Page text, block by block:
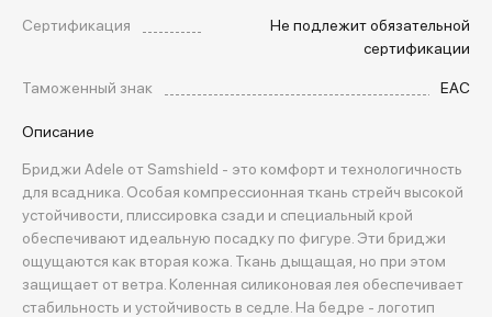
Сертификация
Не подлежит обязательной
сертификации
Таможенный знак
EAC
Описание
Бриджи Adele от Samshield - это комфорт и технологичность
для всадника. Особая компрессионная ткань стрейч высокой
устойчивости, плиссировка сзади и специальный крой
обеспечивают идеальную посадку по фигуре. Эти бриджи
ощущаются как вторая кожа. Ткань дыщащая, но при этом
защищает от ветра. Коленная силиконовая лея обеспечивает
стабильность и устойчивость в седле. На бедре - логотип